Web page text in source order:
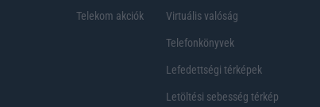
Telekom akciók Virtuális valóság
Telefonkönyvek
Lefedettségi térképek
Letöltési sebesség térkép